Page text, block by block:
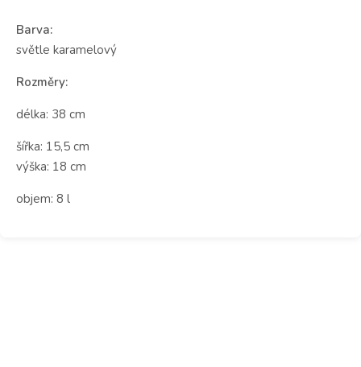
Barva:
světle karamelový
Rozměry:
délka: 38 cm
šířka: 15,5 cm
výška: 18 cm
objem: 8 l